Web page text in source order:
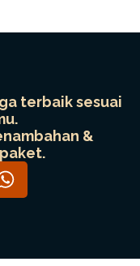
terbaik sesuai
&